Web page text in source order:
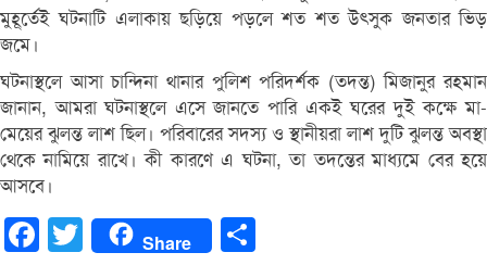
মুহূর্তেই ঘটনাটি এলাকায় ছড়িয়ে পড়লে শত শত উৎসুক জনতার ভিড়
জমে।
ঘটনাস্থলে আসা চান্দিনা থানার পুলিশ পরিদর্শক (তদন্ত) মিজানুর রহমান
জানান, আমরা ঘটনাস্থলে এসে জানতে পারি একই ঘরের দুই কক্ষে মা-
মেয়ের ঝুলন্ত লাশ ছিল। পরিবারের সদস্য ও স্থানীয়রা লাশ দুটি ঝুলন্ত অবস্থা
থেকে নামিয়ে রাখে। কী কারণে এ ঘটনা, তা তদন্তের মাধ্যমে বের হয়ে
আসবে।
FacebookTwitter Share